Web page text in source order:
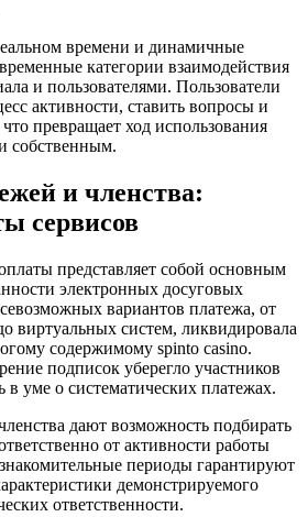
времени и динамичные
категории взаимодействия
и пользователями. Пользователи
активности, ставить вопросы и
превращает ход использования
собственным.
и членства:
сервисов
представляет собой основным
электронных досуговых
вариантов платежа, от
виртуальных систем, ликвидировала
содержимому spinto casino.
подписок уберегло участников
в уме о систематических платежах.
дают возможность подбирать
от активности работы
периоды гарантируют
демонстрируемого
ответственности.